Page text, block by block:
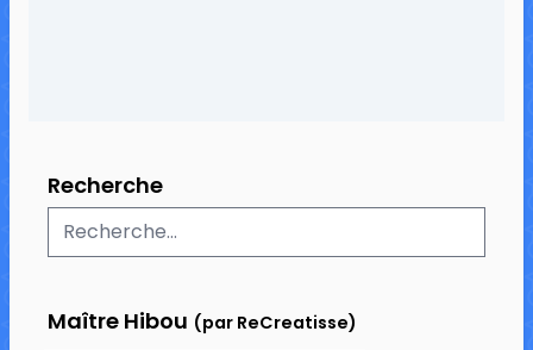
Recherche
Maître Hibou (par ReCreatisse)